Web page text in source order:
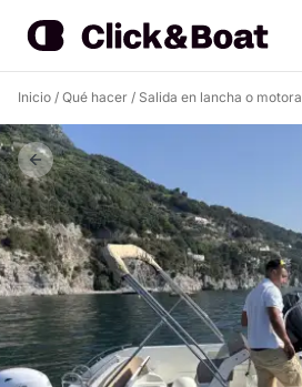
Inicio / Qué hacer / Salida en lancha o motora